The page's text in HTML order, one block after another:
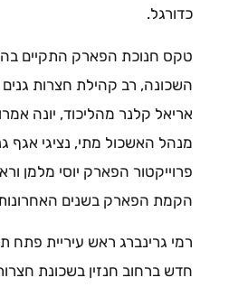
כדורגל.
טקס חנוכת הפארק התקיים
השכונה, רב קהילת חצרות
אריאל קלנר מהליכוד, יונה
מנהל האשכול מתי, נציגי אגף
פרוייקטור הפארק יוסי מלמן
הקמת הפארק בשנים
רמי גרינברג ראש עיריית פתח
חדש ברחוב חנזין בשכונת